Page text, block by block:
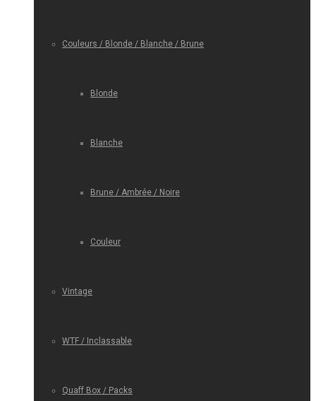
Couleurs / Blonde / Blanche / Brune
Blonde
Blanche
Brune / Ambrée / Noire
Couleur
Vintage
WTF / Inclassable
Quaff Box / Packs